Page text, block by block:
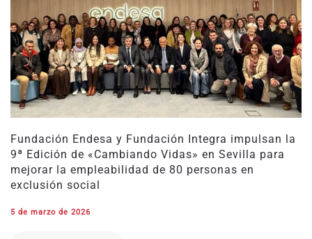
Fundación Endesa y Fundación Integra impulsan la
9ª Edición de «Cambiando Vidas» en Sevilla para
mejorar la empleabilidad de 80 personas en
exclusión social
5 de marzo de 2026